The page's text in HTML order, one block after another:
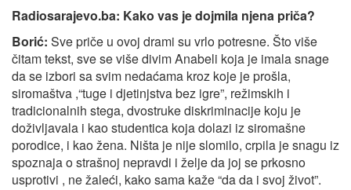
Radiosarajevo.ba: Kako vas je dojmila njena priča?
Borić: Sve priče u ovoj drami su vrlo potresne. Što više
čitam tekst, sve se više divim Anabeli koja je imala snage
da se izbori sa svim nedaćama kroz koje je prošla,
siromaštva ,“tuge i djetinjstva bez igre”, režimskih i
tradicionalnih stega, dvostruke diskriminacije koju je
doživljavala i kao studentica koja dolazi iz siromašne
porodice, i kao žena. Ništa je nije slomilo, crpila je snagu iz
spoznaja o strašnoj nepravdi i želje da joj se prkosno
usprotivi , ne žaleći, kako sama kaže “da da i svoj život”.